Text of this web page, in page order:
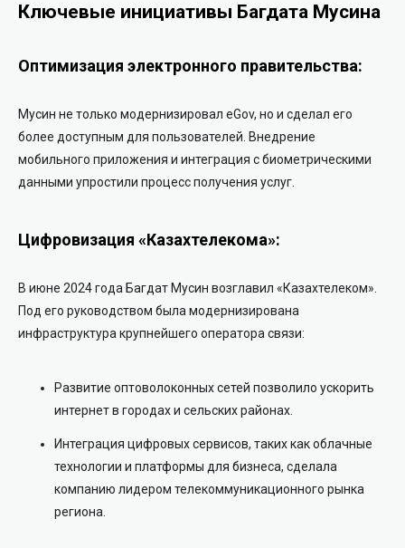
Ключевые инициативы Багдата Мусина
Оптимизация электронного правительства:
Мусин не только модернизировал eGov, но и сделал его
более доступным для пользователей. Внедрение
мобильного приложения и интеграция с биометрическими
данными упростили процесс получения услуг.
Цифровизация «Казахтелекома»:
В июне 2024 года Багдат Мусин возглавил «Казахтелеком».
Под его руководством была модернизирована
инфраструктура крупнейшего оператора связи:
Развитие оптоволоконных сетей позволило ускорить
интернет в городах и сельских районах.
Интеграция цифровых сервисов, таких как облачные
технологии и платформы для бизнеса, сделала
компанию лидером телекоммуникационного рынка
региона.